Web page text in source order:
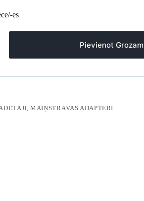
es
Pievienot Grozam
MAIŅSTRĀVAS ADAPTERI